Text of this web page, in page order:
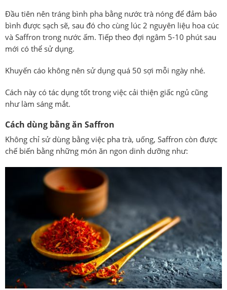
Đầu tiên nên tráng bình pha bằng nước trà nóng để đảm bảo
bình được sạch sẽ, sau đó cho cùng lúc 2 nguyên liệu hoa cúc
và Saffron trong nước ấm. Tiếp theo đợi ngâm 5-10 phút sau
mới có thể sử dụng.
Khuyến cáo không nên sử dụng quá 50 sợi mỗi ngày nhé.
Cách này có tác dụng tốt trong việc cải thiện giấc ngủ cũng
như làm sáng mắt.
Cách dùng bằng ăn Saffron
Không chỉ sử dùng bằng việc pha trà, uống, Saffron còn được
chế biến bằng những món ăn ngon dinh dưỡng như: